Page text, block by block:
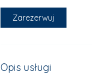
z
Zarezerwuj
Opis usługi